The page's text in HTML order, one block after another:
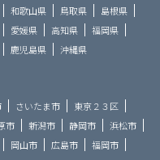
和歌山県 鳥取県
島根県
愛媛県 高知県
福岡県
鹿児島県 沖縄県
さいたま市
東京２３区
市 新潟市 静岡市
浜松市
岡山市 広島市
福岡市